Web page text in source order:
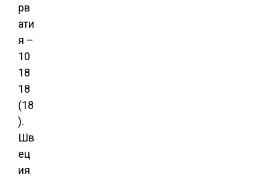
рв
ати
я –
10
18
18
(18
).
Шв
ец
ия